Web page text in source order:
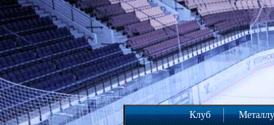
Клуб